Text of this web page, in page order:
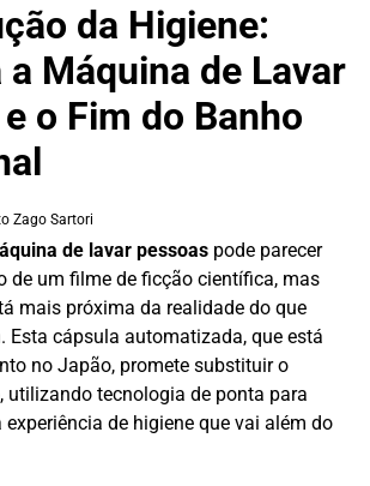
da Higiene:
a Máquina de Lavar
o Fim do Banho
Zago Sartori
de lavar pessoas pode parecer
de um filme de ficção científica, mas
mais próxima da realidade do que
Esta cápsula automatizada, que está
no Japão, promete substituir o
utilizando tecnologia de ponta para
de higiene que vai além do